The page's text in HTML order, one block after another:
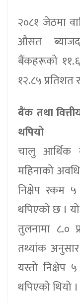
२०८१ जेठमा
औसत
बैंकहरूको
१२.८५ प्रतिशत
बैंक तथा
थपियो
चालु आर्थिक
महिनाको
निक्षेप रकम
थपिएको छ ।
तुलनामा ८.०
तथ्यांक
यस्तो निक्षेप
थपिएको थियो ।